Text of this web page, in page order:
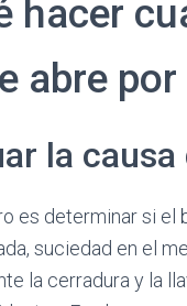
hacer
abre
la
es determinar si el
suciedad en el
la cerradura y la